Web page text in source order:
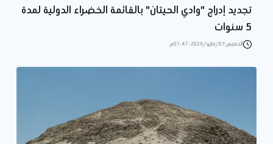
تجديد إدراج "وادي الحيتان" بالقائمة الخضراء الدولية لمدة
5 سنوات
الخميس 07/مايو/2026 - 01:47 م